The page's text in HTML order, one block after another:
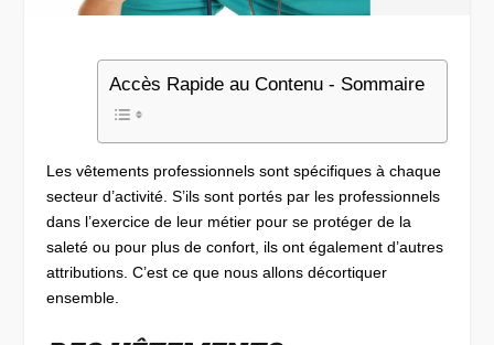
Accès Rapide au Contenu - Sommaire
Les vêtements professionnels sont spécifiques à chaque
secteur d’activité. S’ils sont portés par les professionnels
dans l’exercice de leur métier pour se protéger de la
saleté ou pour plus de confort, ils ont également d’autres
attributions. C’est ce que nous allons décortiquer
ensemble.